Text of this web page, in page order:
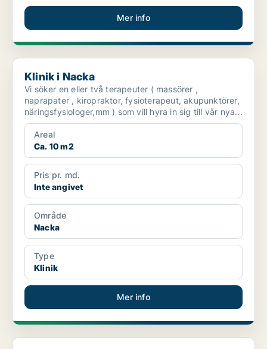
Mer info
Klinik i Nacka
Klinik i Nacka
Vi söker en eller två terapeuter ( massörer ,
naprapater , kiropraktor, fysioterapeut, akupunktörer,
näringsfysiologer,mm ) som vill hyra in sig till vår nya...
Areal
Ca. 10 m2
Pris pr. md.
Inte angivet
Område
Nacka
Type
Klinik
Mer info
Klinik i Sundbyberg